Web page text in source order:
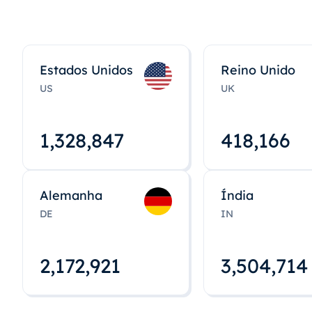
Estados Unidos
US
1,328,848
Reino Unido
UK
418,167
Alemanha
DE
2,172,922
Índia
IN
3,504,715